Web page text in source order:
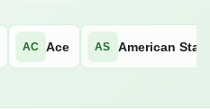
AC Ace AS American Stars